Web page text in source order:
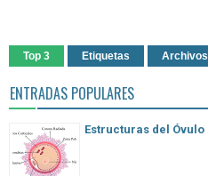
Top 3 Etiquetas Archivos
ENTRADAS POPULARES
Estructuras del Óvulo